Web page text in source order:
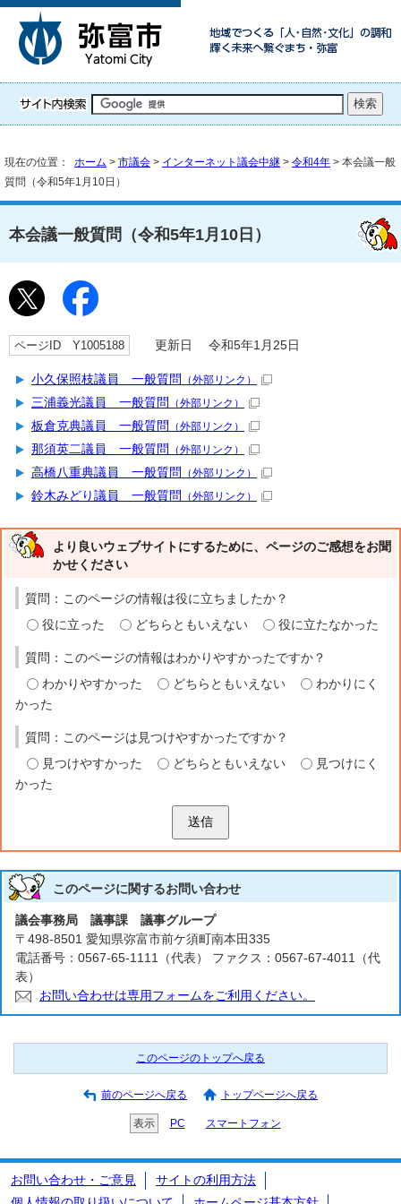
現在の位置： ホーム > 市議会 > インターネット議会中継 > 令和4年 > 本会議一般
質問（令和5年1月10日）
本会議一般質問（令和5年1月10日）
ページID Y1005188 更新日 令和5年1月25日
小久保照枝議員 一般質問 （外部リンク）
三浦義光議員 一般質問 （外部リンク）
板倉克典議員 一般質問 （外部リンク）
那須英二議員 一般質問 （外部リンク）
高橋八重典議員 一般質問 （外部リンク）
鈴木みどり議員 一般質問 （外部リンク）
より良いウェブサイトにするために、ページのご感想をお聞
かせください
質問：このページの情報は役に立ちましたか？
役に立った
どちらともいえない 役に立たなかった
質問：このページの情報はわかりやすかったですか？
わかりやすかった
どちらともいえない
わかりにく
かった
質問：このページは見つけやすかったですか？
見つけやすかった
どちらともいえない
見つけにく
かった
送信
このページに関するお問い合わせ
議会事務局 議事課 議事グループ
〒498-8501 愛知県弥富市前ケ須町南本田335
電話番号：0567-65-1111（代表） ファクス：0567-67-4011（代
表）
お問い合わせは専用フォームをご利用ください。
このページのトップへ戻る
前のページへ戻る トップページへ戻る
表示 PC スマートフォン
お問い合わせ・ご意見
サイトの利用方法